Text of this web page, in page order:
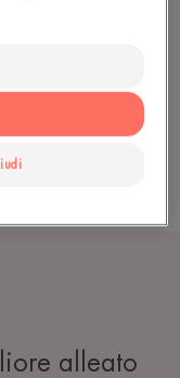
completamente
nascondere le
di
alleato